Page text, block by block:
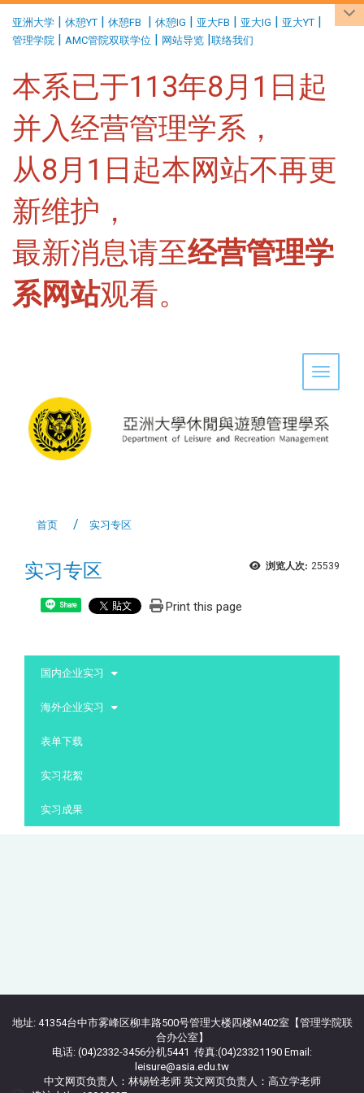
亚洲大学 | 休憩YT | 休憩FB | 休憩IG | 亚大FB | 亚大IG | 亚大YT |
管理学院 | AMC管院双联学位 | 网站导览 |联络我们
本系已于113年8月1日起
并入经营管理学系，
从8月1日起本网站不再更
新维护，
最新消息请至经营管理学
系网站观看。
Toggle
首页 实习专区
浏览人次: 25539
实习专区
Share Print this page
国内企业实习
海外企业实习
表单下载
实习花絮
实习成果
地址: 41354台中市雾峰区柳丰路500号管理大楼四楼M402室【管理学院联
合办公室】
电话: (04)2332-3456分机5441 传真:(04)23321190 Email:
leisure@asia.edu.tw
中文网页负责人：林锡铨老师 英文网页负责人：高立学老师